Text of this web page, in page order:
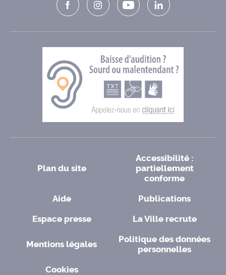
Plan du site
Accessibilité :
partiellement
conforme
Aide
Publications
Espace presse
La Ville recrute
Mentions légales
Politique des données
personnelles
Cookies